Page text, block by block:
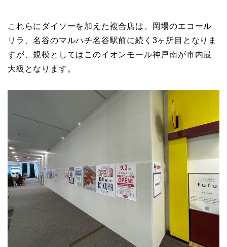
これらにダイソーを加えた複合店は、岡場のエコール
リラ、名谷のマルハチ名谷駅前に続く3ヶ所目となりま
すが、規模としてはこのイオンモール神戸南が市内最
大級となります。